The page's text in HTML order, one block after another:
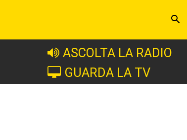
ASCOLTA LA RADIO
GUARDA LA TV